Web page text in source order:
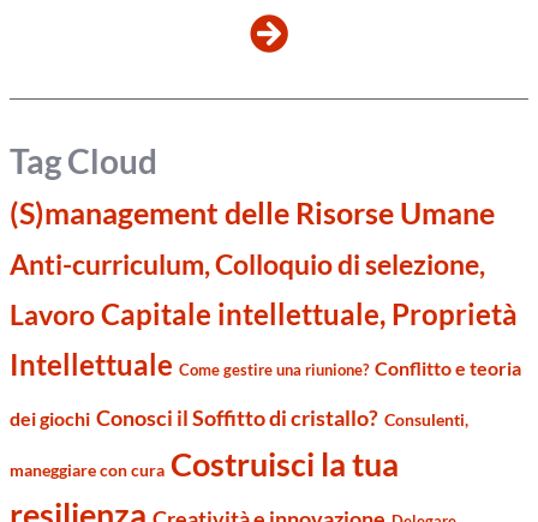
Tag Cloud
(S)management delle Risorse Umane
Anti-curriculum, Colloquio di selezione,
LavoroCapitale intellettuale, Proprietà
Intellettuale Come gestire una riunione? Conflitto e teoria
dei giochi Conosci il Soffitto di cristallo? Consulenti,
maneggiare con cura Costruisci la tua